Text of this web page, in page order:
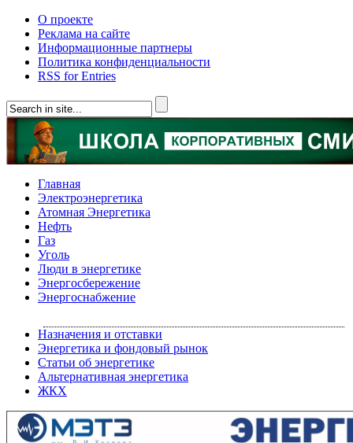
О проекте
Реклама на сайте
Информационные партнеры
Политика конфиденциальности
RSS for Entries
Главная
Электроэнергетика
Атомная Энергетика
Нефть
Газ
Уголь
Люди в энергетике
Энергосбережение
Энергоснабжение
Назначения и отставки
Энергетика и фондовый рынок
Статьи об энергетике
Альтернативная энергетика
ЖКХ